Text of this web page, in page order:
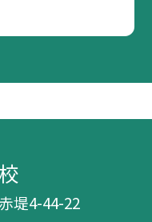
堤4-44-22